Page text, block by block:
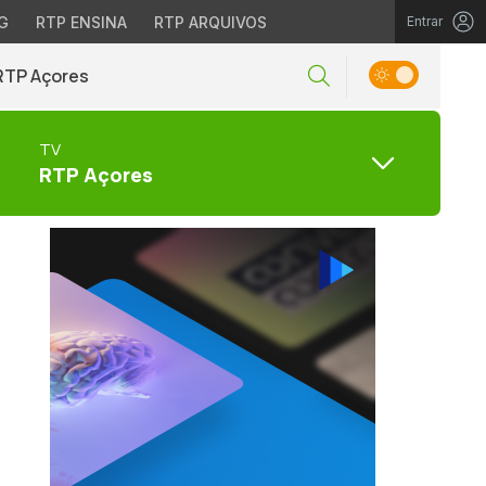
RTP ENSINA RTP ARQUIVOS Entrar
Açores
TV
RTP Açores